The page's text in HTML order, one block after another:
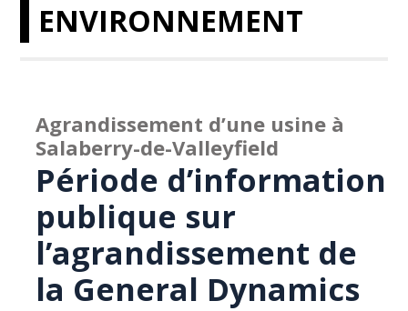
ENVIRONNEMENT
Agrandissement d’une usine à
Salaberry-de-Valleyfield
Période d’information
publique sur
l’agrandissement de
la General Dynamics